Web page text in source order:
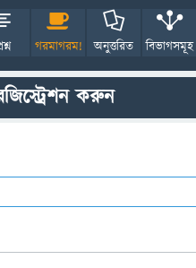
গরমাগরম! অনুত্তরিত বিভাগসমূহ
করুন